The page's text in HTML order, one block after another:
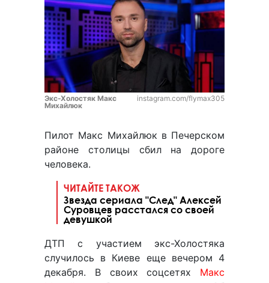
Экс-Холостяк Макс
Михайлюк
instagram.com/flymax305
Пилот Макс Михайлюк в Печерском
районе столицы сбил на дороге
человека.
ЧИТАЙТЕ ТАКОЖ
Звезда сериала "След" Алексей
Суровцев расстался со своей
девушкой
ДТП с участием экс-Холостяка
случилось в Киеве еще вечером 4
декабря. В своих соцсетях Макс